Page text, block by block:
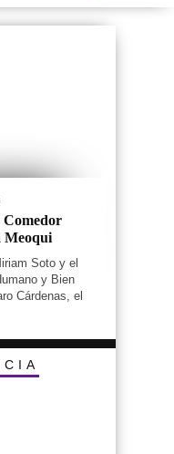
Comedor
Meoqui
Soto y el
y Bien
Cárdenas, el